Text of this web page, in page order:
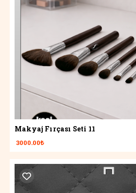
Makyaj Fırçası Seti 11
3000.00₺